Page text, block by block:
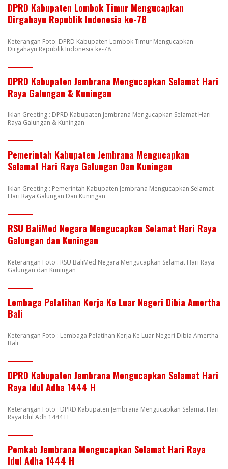
DPRD Kabupaten Lombok Timur Mengucapkan
Dirgahayu Republik Indonesia ke-78
Keterangan Foto: DPRD Kabupaten Lombok Timur Mengucapkan
Dirgahayu Republik Indonesia ke-78
DPRD Kabupaten Jembrana Mengucapkan Selamat Hari
Raya Galungan & Kuningan
Iklan Greeting : DPRD Kabupaten Jembrana Mengucapkan Selamat Hari
Raya Galungan & Kuningan
Pemerintah Kabupaten Jembrana Mengucapkan
Selamat Hari Raya Galungan Dan Kuningan
Iklan Greeting : Pemerintah Kabupaten Jembrana Mengucapkan Selamat
Hari Raya Galungan Dan Kuningan
RSU BaliMed Negara Mengucapkan Selamat Hari Raya
Galungan dan Kuningan
Keterangan Foto : RSU BaliMed Negara Mengucapkan Selamat Hari Raya
Galungan dan Kuningan
Lembaga Pelatihan Kerja Ke Luar Negeri Dibia Amertha
Bali
Keterangan Foto : Lembaga Pelatihan Kerja Ke Luar Negeri Dibia Amertha
Bali
DPRD Kabupaten Jembrana Mengucapkan Selamat Hari
Raya Idul Adha 1444 H
Keterangan Foto : DPRD Kabupaten Jembrana Mengucapkan Selamat Hari
Raya Idul Adh 1444 H
Pemkab Jembrana Mengucapkan Selamat Hari Raya
Idul Adha 1444 H